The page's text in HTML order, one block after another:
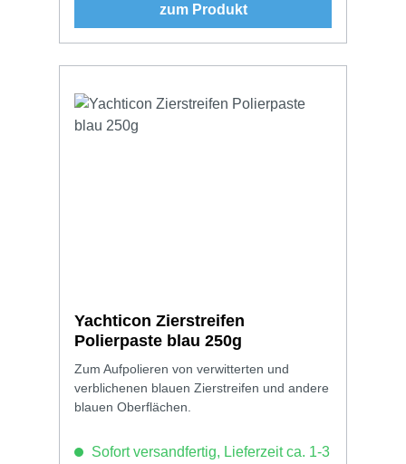
zum Produkt
Yachticon Zierstreifen
Polierpaste blau 250g
Zum Aufpolieren von verwitterten und
verblichenen blauen Zierstreifen und andere
blauen Oberflächen.
Sofort versandfertig, Lieferzeit ca. 1-3